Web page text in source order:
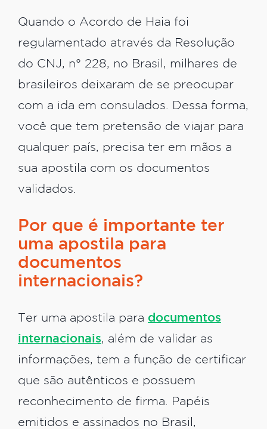
Quando o Acordo de Haia foi
regulamentado através da Resolução
do CNJ, n° 228, no Brasil, milhares de
brasileiros deixaram de se preocupar
com a ida em consulados. Dessa forma,
você que tem pretensão de viajar para
qualquer país, precisa ter em mãos a
sua apostila com os documentos
validados.
Por que é importante ter
uma apostila para
documentos
internacionais?
Ter uma apostila para documentos
internacionais, além de validar as
informações, tem a função de certificar
que são autênticos e possuem
reconhecimento de firma. Papéis
emitidos e assinados no Brasil,